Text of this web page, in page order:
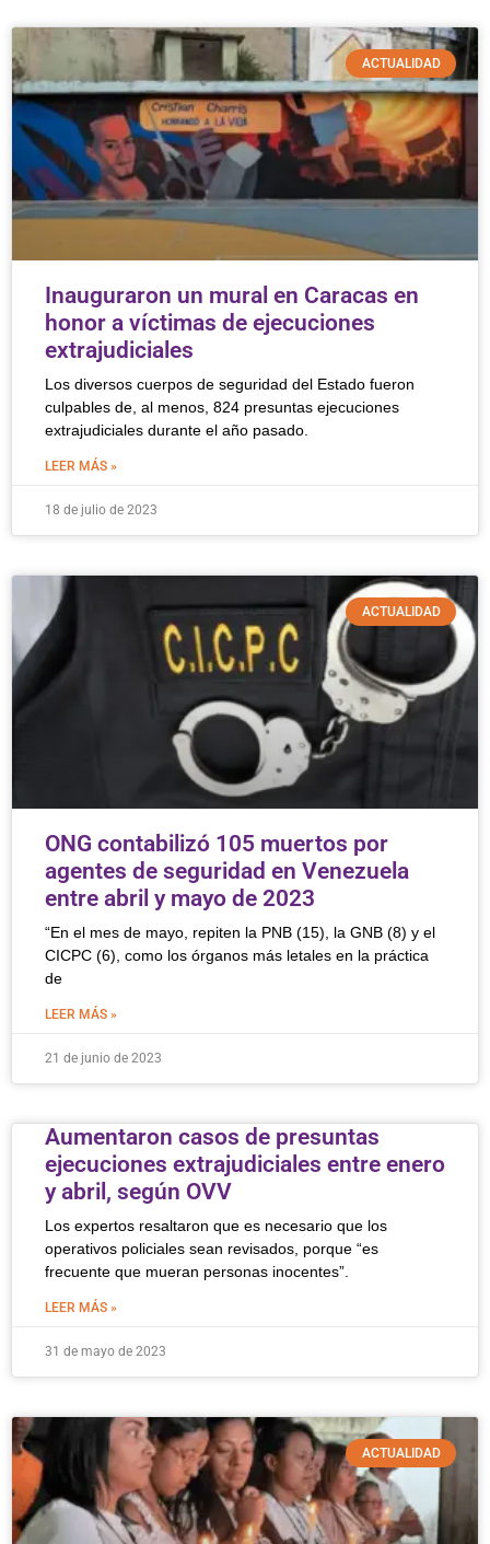
ACTUALIDAD
Inauguraron un mural en Caracas en
honor a víctimas de ejecuciones
extrajudiciales
Los diversos cuerpos de seguridad del Estado fueron
culpables de, al menos, 824 presuntas ejecuciones
extrajudiciales durante el año pasado.
LEER MÁS »
18 de julio de 2023
ACTUALIDAD
ONG contabilizó 105 muertos por
agentes de seguridad en Venezuela
entre abril y mayo de 2023
“En el mes de mayo, repiten la PNB (15), la GNB (8) y el
CICPC (6), como los órganos más letales en la práctica
de
LEER MÁS »
21 de junio de 2023
Aumentaron casos de presuntas
ejecuciones extrajudiciales entre enero
y abril, según OVV
Los expertos resaltaron que es necesario que los
operativos policiales sean revisados, porque “es
frecuente que mueran personas inocentes”.
LEER MÁS »
31 de mayo de 2023
ACTUALIDAD